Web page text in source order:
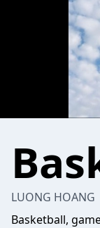
LUONG HOANG
Basketball,